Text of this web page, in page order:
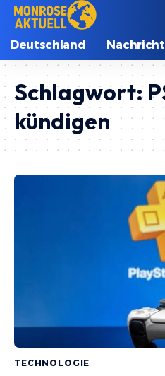
Deutschland
Schlagwort:
kündigen
TECHNOLOGIE